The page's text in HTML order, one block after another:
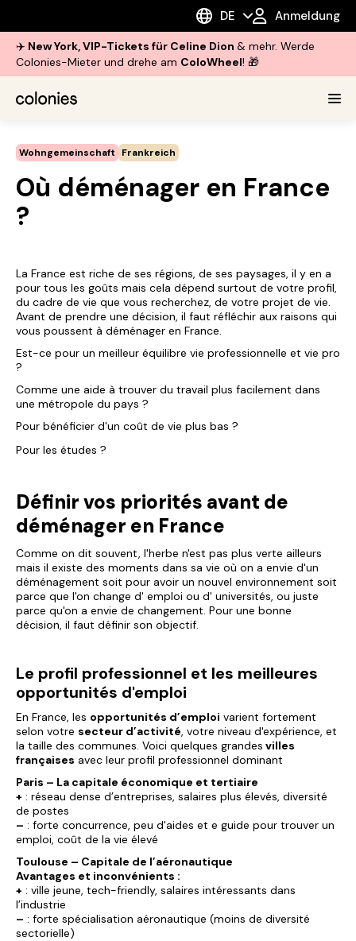
DE Anmeldung
✈️ New York, VIP-Tickets für Celine Dion & mehr. Werde
Colonies-Mieter und drehe am ColoWheel! 🎁
Wohngemeinschaft Frankreich
Où déménager en France
?
La France est riche de ses régions, de ses paysages, il y en a
pour tous les goûts mais cela dépend surtout de votre profil,
du cadre de vie que vous recherchez, de votre projet de vie.
Avant de prendre une décision, il faut réfléchir aux raisons qui
vous poussent à déménager en France.
Est-ce pour un meilleur équilibre vie professionnelle et vie pro
?
Comme une aide à trouver du travail plus facilement dans
une métropole du pays ?
Pour bénéficier d'un coût de vie plus bas ?
Pour les études ?
Définir vos priorités avant de
déménager en France
Comme on dit souvent, l'herbe n'est pas plus verte ailleurs
mais il existe des moments dans sa vie où on a envie d'un
déménagement soit pour avoir un nouvel environnement soit
parce que l'on change d' emploi ou d' universités, ou juste
parce qu'on a envie de changement. Pour une bonne
décision, il faut définir son objectif.
Le profil professionnel et les meilleures
opportunités d'emploi
En France, les opportunités d’emploi varient fortement
selon votre secteur d’activité, votre niveau d'expérience, et
la taille des communes. Voici quelques grandes villes
françaises avec leur profil professionnel dominant
Paris – La capitale économique et tertiaire
+ : réseau dense d’entreprises, salaires plus élevés, diversité
de postes
– : forte concurrence, peu d'aides et e guide pour trouver un
emploi, coût de la vie élevé
Toulouse – Capitale de l’aéronautique
Avantages et inconvénients :
+ : ville jeune, tech-friendly, salaires intéressants dans
l’industrie
– : forte spécialisation aéronautique (moins de diversité
sectorielle)